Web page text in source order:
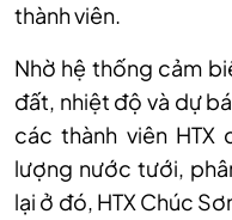
thành viên.
Nhờ hệ thống cảm
đất, nhiệt độ và dự
các thành viên
lượng nước tưới,
lại ở đó, HTX Chúc